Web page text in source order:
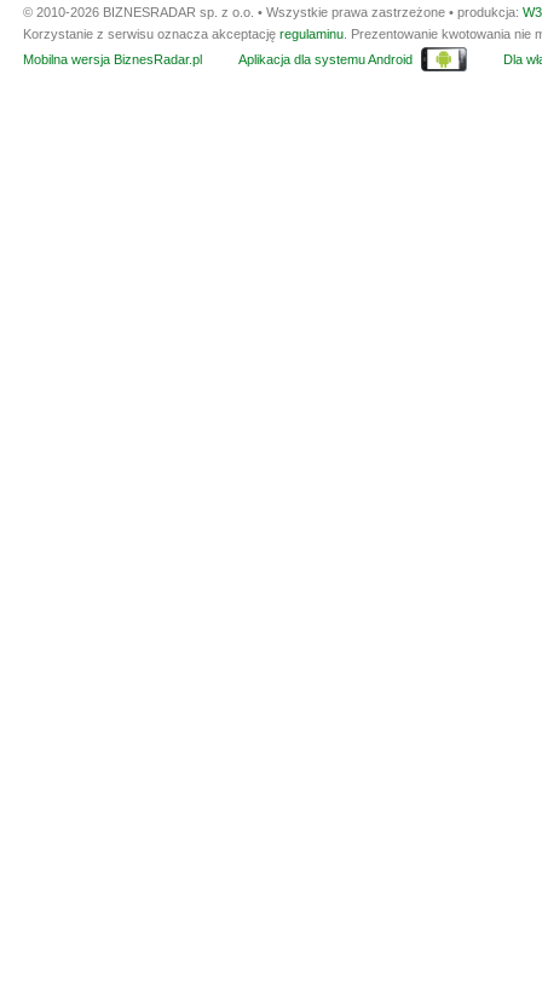
© 2010-2026 BIZNESRADAR sp. z o.o. • Wszystkie prawa zastrzeżone • produkcja:
Korzystanie z serwisu oznacza akceptację regulaminu . Prezentowanie kwotowania
Mobilna wersja BiznesRadar.pl
Aplikacja dla systemu Android Dla